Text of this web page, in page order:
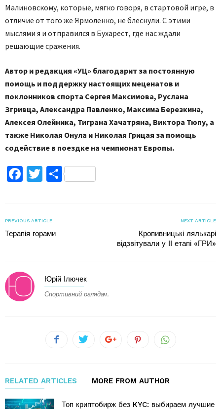
Малиновскому, которые, мягко говоря, в стартовой игре, в
отличие от того же Ярмоленко, не блеснули. С этими
мыслями я и отправился в Бухарест, где нас ждали
решающие сражения.
Автор и редакция «УЦ» благодарит за постоянную
помощь и поддержку настоящих меценатов и
поклонников спорта Сергея Максимова, Руслана
Згривца, Александра Павленко, Максима Березкина,
Алексея Олейника, Тиграна Хачатряна, Виктора Тюпу, а
также Николая Онула и Николая Грицая за помощь
содействие в поездке на чемпионат Европы.
Facebook
TwitterПоділитися
PREVIOUS ARTICLE
Терапія горами
NEXT ARTICLE
Кропивницькі лялькарі
відзвітували у ІІ етапі «ГРИ»
Юрій Ілючек
Спортивний оглядач.
RELATED ARTICLES MORE FROM AUTHOR
Топ криптобирж без KYC: выбираем лучшие